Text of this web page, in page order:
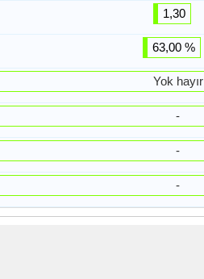
1,30
63,00 %
Yok hayır
-
-
-